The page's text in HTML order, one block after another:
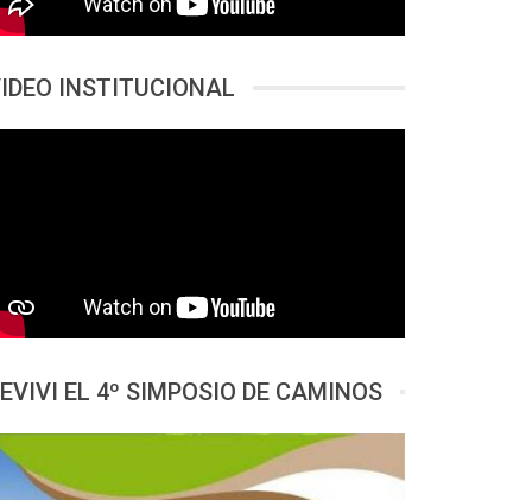
INSTITUCIONAL
EL 4º SIMPOSIO DE CAMINOS